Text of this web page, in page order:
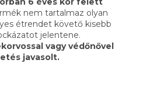
nem tartalmaz olyan
étrendet követő kisebb
jelentene.
vagy védőnővel
javasolt.